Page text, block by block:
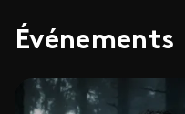
Événements